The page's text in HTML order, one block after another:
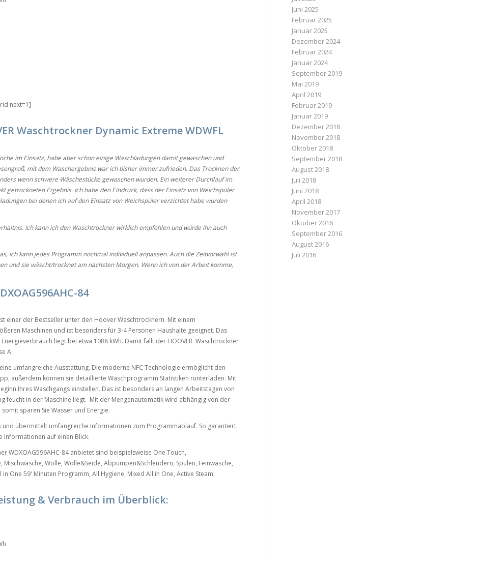
next=1]
Waschtrockner Dynamic Extreme WDWFL
im Einsatz, habe aber schon einige Waschladungen damit gewaschen und
mit dem Waschergebnis war ich bisher immer zufrieden. Das Trocknen der
wenn schwere Wäschestücke gewaschen wurden. Ein weiterer Durchlauf im
getrockneten Ergebnis. Ich habe den Eindruck, dass der Einsatz von Weichspüler
bei denen ich auf den Einsatz von Weichspüler verzichtet habe wurden
Ich kann ich den Waschtrockner wirklich empfehlen und würde ihn auch
ich kann jedes Programm nochmal individuell anpassen. Auch die Zeitvorwahl ist
und sie wäscht/trocknet am nächsten Morgen. Wenn ich von der Arbeit komme,
84
einer der Bestseller unter den Hoover Waschtrocknern. Mit einem
Maschinen und ist besonders für 3-4 Personen Haushalte geeignet. Das
liegt bei etwa 1088 kWh. Damit fällt der HOOVER Waschtrockner
A.
umfangreiche Ausstattung. Die moderne NFC Technologie ermöglicht den
außerdem können sie detaillierte Waschprogramm Statistiken runterladen. Mit
Ihres Waschgangs einstellen. Das ist besonders an langen Arbeitstagen von
feucht in der Maschine liegt. Mit der Mengenautomatik wird abhängig von der
sparen Sie Wasser und Energie.
übermittelt umfangreiche Informationen zum Programmablauf. So garantiert
Informationen auf einen Blick.
WDXOAG596AHC-84 anbietet sind beispielsweise One Touch,
Wolle, Wolle&Seide, Abpumpen&Schleudern, Spülen, Feinwäsche,
One 59′ Minuten Programm, All Hygiene, Mixed All in One, Active Steam.
& Verbrauch im Überblick:
Juni 2025
Februar 2025
Januar 2025
Dezember 2024
Februar 2024
Januar 2024
September 2019
Mai 2019
April 2019
Februar 2019
Januar 2019
Dezember 2018
November 2018
Oktober 2018
September 2018
August 2018
Juli 2018
Juni 2018
April 2018
November 2017
Oktober 2016
September 2016
August 2016
Juli 2016